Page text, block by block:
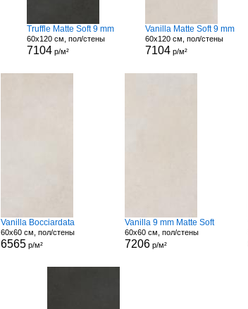
Truffle Matte Soft 9 mm
60x120 см, пол/стены
7104 р/м²
Vanilla Matte Soft 9 mm
60x120 см, пол/стены
7104р/м²
Vanilla Bocciardata
60x60 см, пол/стены
6565 р/м²
Vanilla 9 mm Matte Soft
60x60 см, пол/стены
7206р/м²